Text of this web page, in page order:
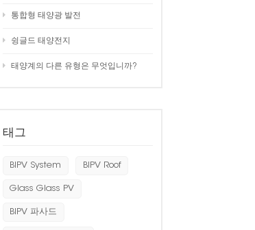
통합형 태양광 발전
슁글드 태양전지
태양계의 다른 유형은 무엇입니까?
태그
BIPV System BIPV Roof
Glass Glass PV
BIPV 파사드